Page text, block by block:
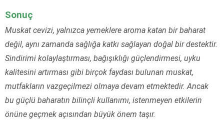
Sonuç
Muskat cevizi, yalnızca yemeklere aroma katan bir baharat
değil, aynı zamanda sağlığa katkı sağlayan doğal bir destektir.
Sindirimi kolaylaştırması, bağışıklığı güçlendirmesi, uyku
kalitesini artırması gibi birçok faydası bulunan muskat,
mutfakların vazgeçilmezi olmaya devam etmektedir. Ancak
bu güçlü baharatın bilinçli kullanımı, istenmeyen etkilerin
önüne geçmek açısından büyük önem taşır.